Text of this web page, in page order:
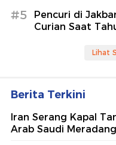
#5
Pencuri di
Curian Saat
Lihat
Berita Terkini
Iran Serang Kapal
Arab Saudi Meradang